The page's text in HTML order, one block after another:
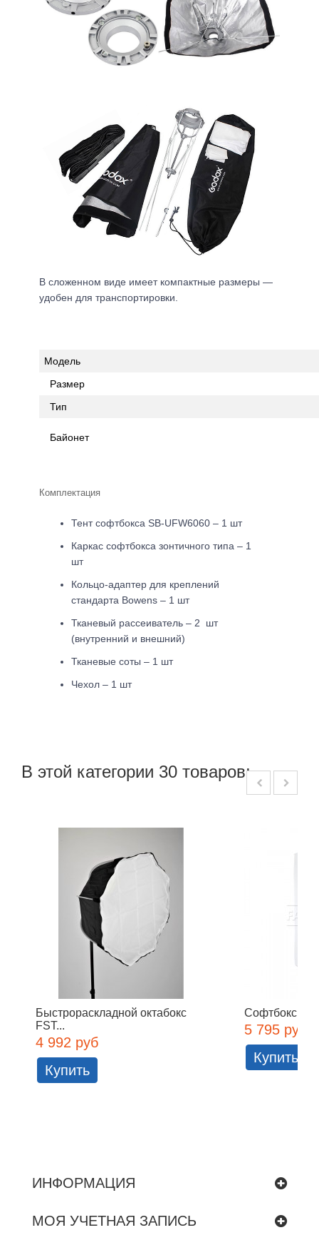
В сложенном виде имеет компактные размеры —
удобен для транспортировки.
Модель
Размер
Тип
Байонет
Комплектация
Тент софтбокса SB-UFW6060 – 1 шт
Каркас софтбокса зонтичного типа – 1
шт
Кольцо-адаптер для креплений
стандарта Bowens – 1 шт
Тканевый рассеиватель – 2 шт
(внутренний и внешний)
Тканевые соты – 1 шт
Чехол – 1 шт
В этой категории 30 товаров:
Быстрораскладной октабокс
FST...
4 992 руб
Купить
Софтбокс
5 795 руб
Купить
ИНФОРМАЦИЯ
МОЯ УЧЕТНАЯ ЗАПИСЬ